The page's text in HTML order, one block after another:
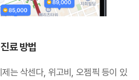
료 방법
는 삭센다, 위고비, 오젬픽 등이 있